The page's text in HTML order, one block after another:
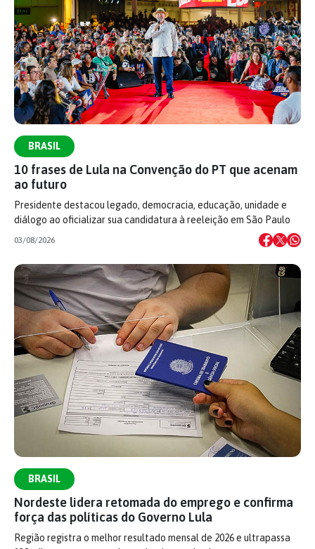
BRASIL
10 frases de Lula na Convenção do PT que acenam
ao futuro
Presidente destacou legado, democracia, educação, unidade e
diálogo ao oficializar sua candidatura à reeleição em São Paulo
03/08/2026
BRASIL
Nordeste lidera retomada do emprego e confirma
força das políticas do Governo Lula
Região registra o melhor resultado mensal de 2026 e ultrapassa